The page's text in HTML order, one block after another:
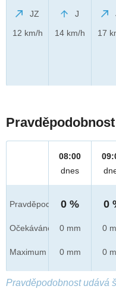
JZ
12 km/h
J
14 km/h
17
Pravděpod.
Očekáváno
Maximum
08:00
dnes
0 %
0 mm
0 mm
0
0
0
Pravděpodobnost udává